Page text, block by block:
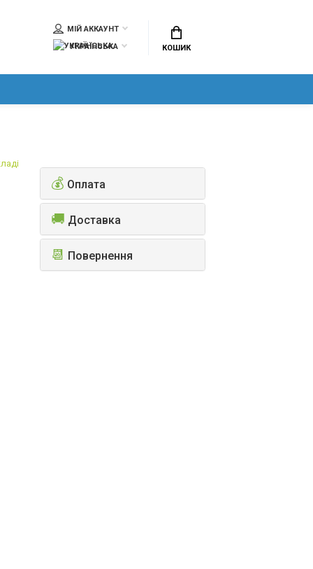
МІЙ АККАУНТ
УКРАЇНСЬКА
КОШИК
💰 Оплата
🚚 Доставка
📆 Повернення